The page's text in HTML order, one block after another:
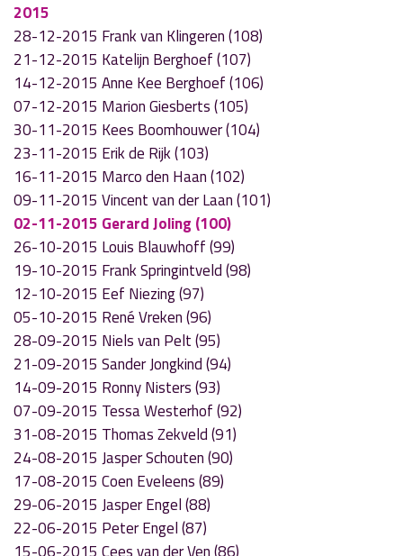
2015
28-12-2015 Frank van Klingeren (108)
21-12-2015 Katelijn Berghoef (107)
14-12-2015 Anne Kee Berghoef (106)
07-12-2015 Marion Giesberts (105)
30-11-2015 Kees Boomhouwer (104)
23-11-2015 Erik de Rijk (103)
16-11-2015 Marco den Haan (102)
09-11-2015 Vincent van der Laan (101)
02-11-2015 Gerard Joling (100)
26-10-2015 Louis Blauwhoff (99)
19-10-2015 Frank Springintveld (98)
12-10-2015 Eef Niezing (97)
05-10-2015 René Vreken (96)
28-09-2015 Niels van Pelt (95)
21-09-2015 Sander Jongkind (94)
14-09-2015 Ronny Nisters (93)
07-09-2015 Tessa Westerhof (92)
31-08-2015 Thomas Zekveld (91)
24-08-2015 Jasper Schouten (90)
17-08-2015 Coen Eveleens (89)
29-06-2015 Jasper Engel (88)
22-06-2015 Peter Engel (87)